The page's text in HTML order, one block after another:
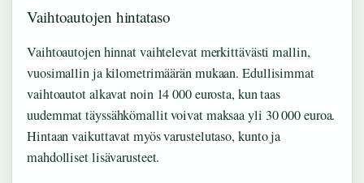
Vaihtoautojen hintataso
Vaihtoautojen hinnat vaihtelevat merkittävästi mallin,
vuosimallin ja kilometrimäärän mukaan. Edullisimmat
vaihtoautot alkavat noin 14 000 eurosta, kun taas
uudemmat täyssähkömallit voivat maksaa yli 30 000 euroa.
Hintaan vaikuttavat myös varustelutaso, kunto ja
mahdolliset lisävarusteet.